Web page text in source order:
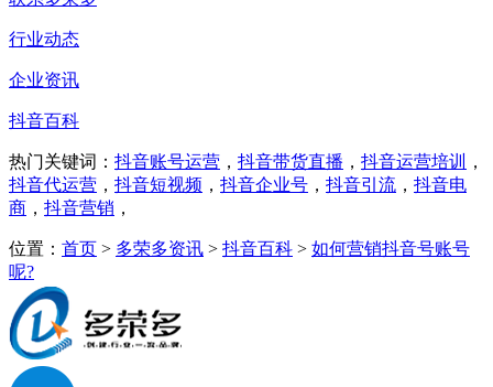
行业动态
企业资讯
抖音百科
热门关键词： 抖音账号运营 ， 抖音带货直播 ， 抖音运营培训
，
抖音代运营 ， 抖音短视频 ， 抖音企业号 ， 抖音引流 ， 抖音电
商 ， 抖音营销 ，
位置： 首页 > 多荣多资讯 > 抖音百科 > 如何营销抖音号账号
呢?